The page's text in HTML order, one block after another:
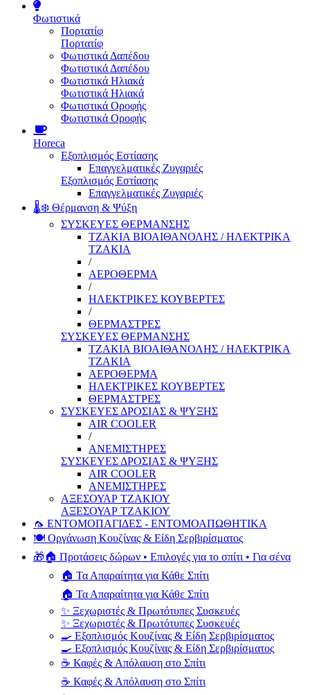
Φωτιστικά
Πορτατίφ
Πορτατίφ
Φωτιστικά Δαπέδου
Φωτιστικά Δαπέδου
Φωτιστικά Ηλιακά
Φωτιστικά Ηλιακά
Φωτιστικά Οροφής
Φωτιστικά Οροφής
Horeca
Εξοπλισμός Εστίασης
Επαγγελματικές Ζυγαριές
Εξοπλισμός Εστίασης
Επαγγελματικές Ζυγαριές
🌡️❄️ Θέρμανση & Ψύξη
ΣΥΣΚΕΥΕΣ ΘΕΡΜΑΝΣΗΣ
ΤΖΑΚΙΑ ΒΙΟΑΙΘΑΝΟΛΗΣ / ΗΛΕΚΤΡΙΚΑ
ΤΖΑΚΙΑ
/
ΑΕΡΟΘΕΡΜΑ
/
ΗΛΕΚΤΡΙΚΕΣ ΚΟΥΒΕΡΤΕΣ
/
ΘΕΡΜΑΣΤΡΕΣ
ΣΥΣΚΕΥΕΣ ΘΕΡΜΑΝΣΗΣ
ΤΖΑΚΙΑ ΒΙΟΑΙΘΑΝΟΛΗΣ / ΗΛΕΚΤΡΙΚΑ
ΤΖΑΚΙΑ
ΑΕΡΟΘΕΡΜΑ
ΗΛΕΚΤΡΙΚΕΣ ΚΟΥΒΕΡΤΕΣ
ΘΕΡΜΑΣΤΡΕΣ
ΣΥΣΚΕΥΕΣ ΔΡΟΣΙΑΣ & ΨΥΞΗΣ
AIR COOLER
/
ΑΝΕΜΙΣΤΗΡΕΣ
ΣΥΣΚΕΥΕΣ ΔΡΟΣΙΑΣ & ΨΥΞΗΣ
AIR COOLER
ΑΝΕΜΙΣΤΗΡΕΣ
ΑΞΕΣΟΥΑΡ ΤΖΑΚΙΟΥ
ΑΞΕΣΟΥΑΡ ΤΖΑΚΙΟΥ
🦟 ΕΝΤΟΜΟΠΑΓΙΔΕΣ - ΕΝΤΟΜΟΑΠΩΘΗΤΙΚΑ
🍽️ Οργάνωση Κουζίνας & Είδη Σερβιρίσματος
🎁🏠 Προτάσεις δώρων • Επιλογές για το σπίτι • Για σένα
🏠 Τα Απαραίτητα για Κάθε Σπίτι
🏠 Τα Απαραίτητα για Κάθε Σπίτι
✨ Ξεχωριστές & Πρωτότυπες Συσκευές
✨ Ξεχωριστές & Πρωτότυπες Συσκευές
🍳 Εξοπλισμός Κουζίνας & Είδη Σερβιρίσματος
🍳 Εξοπλισμός Κουζίνας & Είδη Σερβιρίσματος
☕ Καφές & Απόλαυση στο Σπίτι
☕ Καφές & Απόλαυση στο Σπίτι